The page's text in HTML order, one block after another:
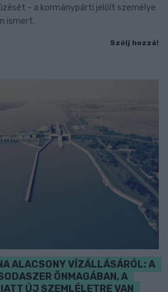
- a kormánypárti jelölt személye
ismert.
Szólj hozzá!
ALACSONY VÍZÁLLÁSÁRÓL: A
ÖNMAGÁBAN, A
ÚJ SZEMLÉLETRE VAN